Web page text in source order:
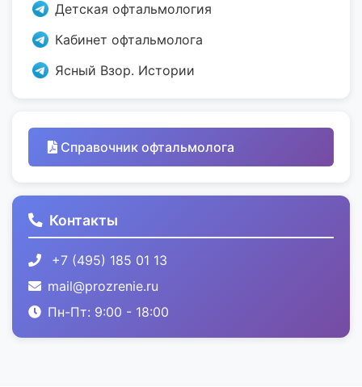
Детская офтальмология
Кабинет офтальмолога
Ясный Взор. Истории
Справочник офтальмолога
Контакты
+7 (495) 185 01 13
mail@prozrenie.ru
Пн-Пт: 9:00 - 18:00